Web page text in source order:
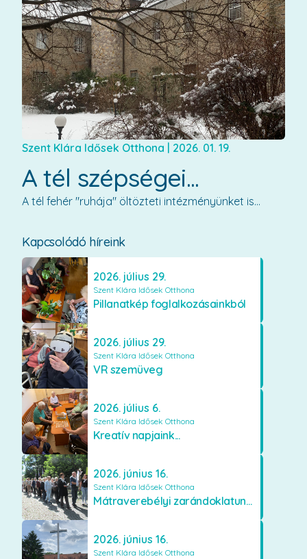
Kapcsolódó híreink
2026. július 29.
Szent Klára Idősek Otthona
Pillanatkép foglalkozásainkból
2026. július 29.
Szent Klára Idősek Otthona
VR szemüveg
2026. július 6.
Szent Klára Idősek Otthona
Kreatív napjaink...
2026. június 16.
Szent Klára Idősek Otthona
Mátraverebélyi zarándoklatunk...
2026. június 16.
Szent Klára Idősek Otthona
Szent Klára Idősek Otthona 2026. 01. 19.
A tél szépségei...
A tél fehér "ruhája" öltözteti intézményünket is...